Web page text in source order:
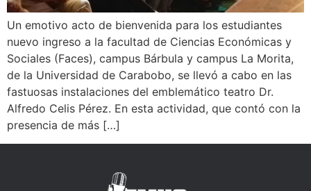
Un emotivo acto de bienvenida para los estudiantes
nuevo ingreso a la facultad de Ciencias Económicas y
Sociales (Faces), campus Bárbula y campus La Morita,
de la Universidad de Carabobo, se llevó a cabo en las
fastuosas instalaciones del emblemático teatro Dr.
Alfredo Celis Pérez. En esta actividad, que contó con la
presencia de más […]